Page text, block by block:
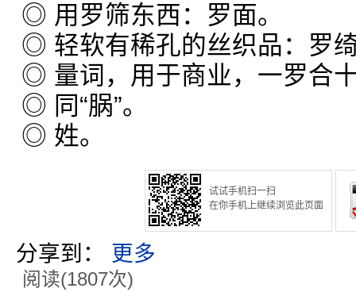
◎ 用罗筛东西：罗面。
◎ 轻软有稀孔的丝织品：罗
◎ 量词，用于商业，一罗合
◎ 同“脶”。
◎ 姓。
试试手机扫一扫
在你手机上继续浏览此页面
分享到： 更多
阅读(1807次)